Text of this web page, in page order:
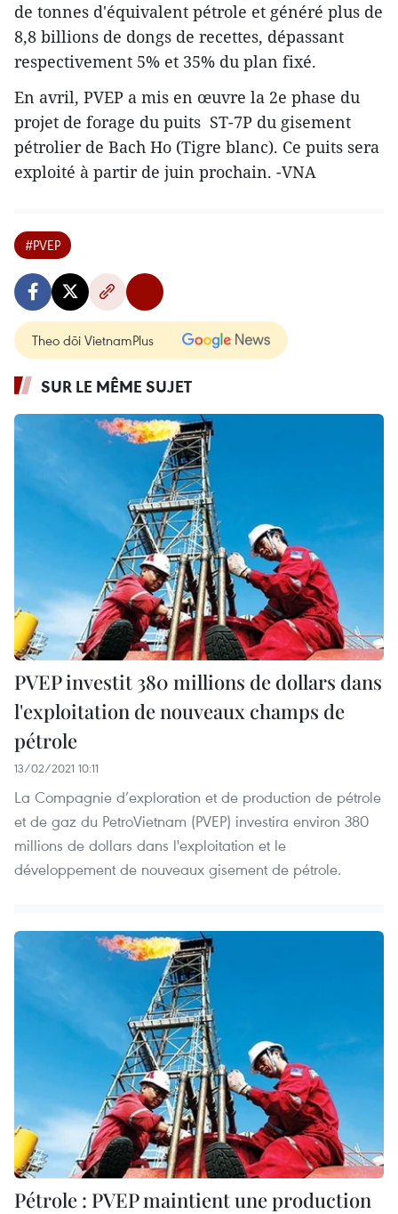
de tonnes d'équivalent pétrole et généré plus de
8,8 billions de dongs de recettes, dépassant
respectivement 5% et 35% du plan fixé.
En avril, PVEP a mis en œuvre la 2e phase du
projet de forage du puits ST-7P du gisement
pétrolier de Bach Ho (Tigre blanc). Ce puits sera
exploité à partir de juin prochain. -VNA
#PVEP
Theo dõi VietnamPlus
SUR LE MÊME SUJET
PVEP investit 380 millions de dollars dans
l'exploitation de nouveaux champs de
pétrole
13/02/2021 10:11
La Compagnie d’exploration et de production de pétrole
et de gaz du PetroVietnam (PVEP) investira environ 380
millions de dollars dans l'exploitation et le
développement de nouveaux gisement de pétrole.
Pétrole : PVEP maintient une production